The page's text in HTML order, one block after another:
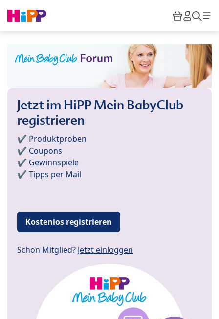
HiPP
Jetzt im HiPP Mein BabyClub
registrieren
✔️ Produktproben
✔️ Coupons
✔️ Gewinnspiele
✔️ Tipps per Mail
Kostenlos registrieren
Schon Mitglied? Jetzt einloggen